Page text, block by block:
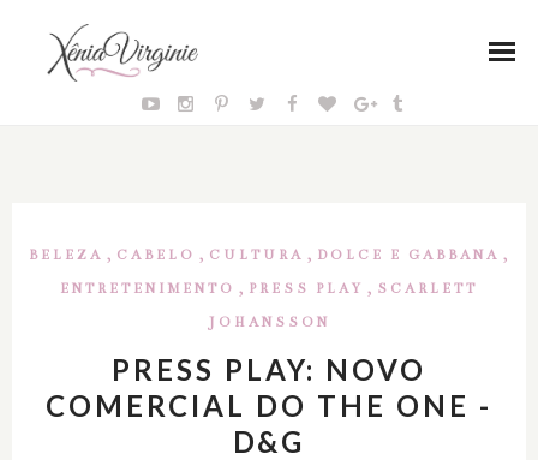
BELEZA , CABELO , CULTURA , DOLCE E GABBANA ,
ENTRETENIMENTO , PRESS PLAY , SCARLETT
JOHANSSON
PRESS PLAY: NOVO
COMERCIAL DO THE ONE -
D&G